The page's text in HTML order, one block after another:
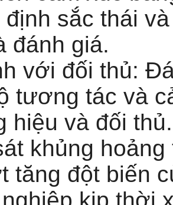
định sắc thái
đánh giá.
với đối thủ:
tương tác và
hiệu và đối thủ.
khủng
tăng đột biến
kịp thời